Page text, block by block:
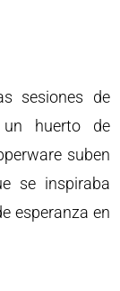
sesiones de
un huerto de
suben
se inspiraba
esperanza en